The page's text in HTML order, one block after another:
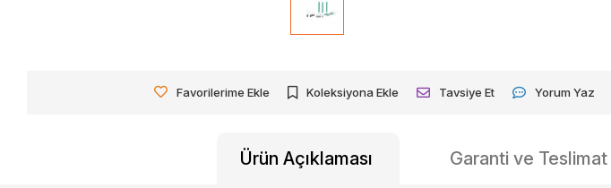
Favorilerime Ekle Koleksiyona Ekle Tavsiye Et Yorum Yaz
Ürün Açıklaması Garanti ve Teslimat